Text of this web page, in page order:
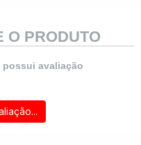
O PRODUTO
avaliação